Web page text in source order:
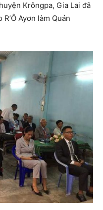
Krôngpa, Gia Lai đã
Ayơn làm Quản